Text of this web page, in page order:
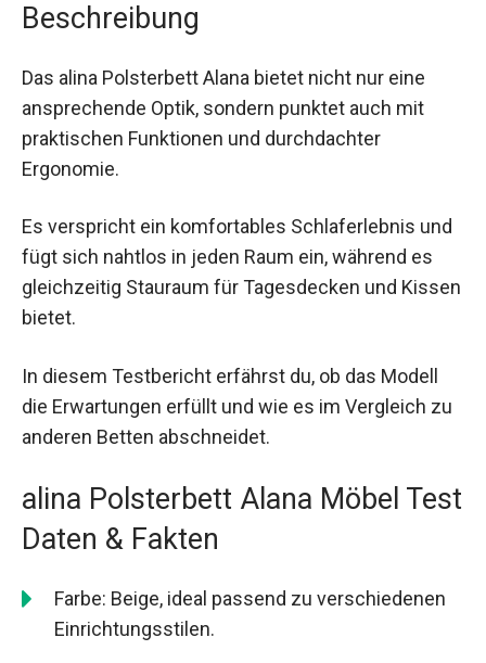
Beschreibung
Das alina Polsterbett Alana bietet nicht nur eine
ansprechende Optik, sondern punktet auch mit
praktischen Funktionen und durchdachter
Ergonomie.
Es verspricht ein komfortables Schlaferlebnis und
fügt sich nahtlos in jeden Raum ein, während es
gleichzeitig Stauraum für Tagesdecken und Kissen
bietet.
In diesem Testbericht erfährst du, ob das Modell
die Erwartungen erfüllt und wie es im Vergleich zu
anderen Betten abschneidet.
alina Polsterbett Alana Möbel Test
Daten & Fakten
Farbe: Beige, ideal passend zu verschiedenen
Einrichtungsstilen.